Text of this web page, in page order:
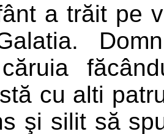
a trăit pe
cu alti
şi silit să